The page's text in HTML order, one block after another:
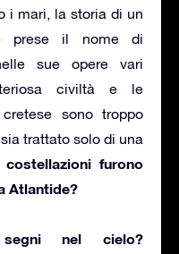
i mari, la storia di un
prese il nome di
sue opere vari
civiltà e le
sono troppo
trattato solo di una
furono
Atlantide?
nel cielo?